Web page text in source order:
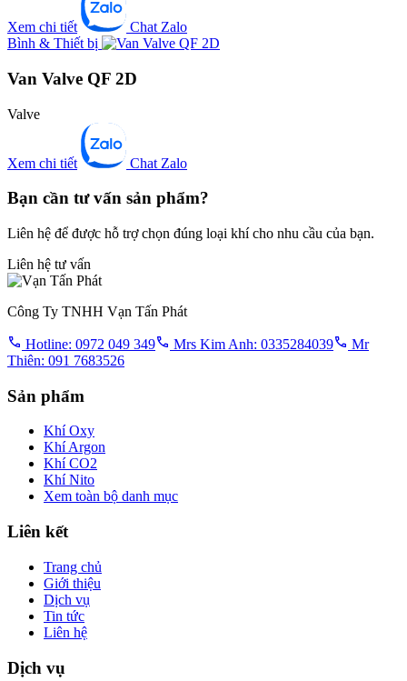
Xem chi tiết
Chat Zalo
Bình & Thiết bị
Van Valve QF 2D
Valve
Xem chi tiết Chat Zalo
Bạn cần tư vấn sản phẩm?
Liên hệ để được hỗ trợ chọn đúng loại khí cho nhu cầu của bạn.
Liên hệ tư vấn
Công Ty TNHH Vạn Tấn Phát
Hotline: 0972 049 349 Mrs Kim Anh: 0335284039
Mr
Thiên: 091 7683526
Sản phẩm
Khí Oxy
Khí Argon
Khí CO2
Khí Nito
Xem toàn bộ danh mục
Liên kết
Trang chủ
Giới thiệu
Dịch vụ
Tin tức
Liên hệ
Dịch vụ